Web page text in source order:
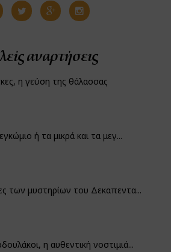
αναρτήσεις
η γεύση της θάλασσας
ή τα μικρά και τα μεγ...
των μυστηρίων του Δεκαπεντα...
η αυθεντική νοστιμιά...